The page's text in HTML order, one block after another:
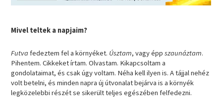
Mivel teltek a napjaim?
Futvafedeztem fel a környéket. Úsztam, vagy éppszaunáztam.
Pihentem. Cikkeket írtam. Olvastam. Kikapcsoltam a
gondolataimat, és csak úgy voltam. Néha kell ilyen is. A tájjal nehéz
volt betelni, és minden napra új útvonalat bejárva is a környék
legközelebbi részét se sikerült teljes egészében felfedezni.